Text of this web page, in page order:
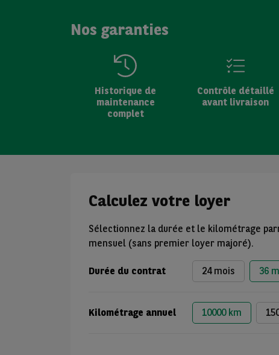
Nos garanties
Historique de
maintenance
complet
Contrôle détaillé
avant livraison
Calculez votre loyer
Sélectionnez la durée et le kilométrage
mensuel (sans premier loyer majoré).
Durée du contrat 24 mois 36
Kilométrage annuel 10000 km